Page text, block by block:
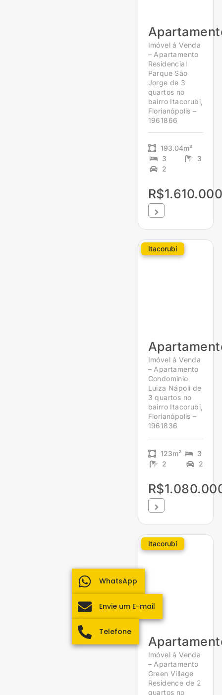
Imóvel á Venda
– Apartamento
Residencial
Parque São
Jorge de 3
quartos no
bairro Itacorubi,
Florianópolis –
1961866
193.04m²
3
3
2
Itacorubi
Imóvel á Venda
– Apartamento
Condominio
Luiza Nápoli de
3 quartos no
bairro Itacorubi,
Florianópolis –
1961836
123m²
3
2
2
Itacorubi
Imóvel á Venda
– Apartamento
Green Village
Residence de 2
quartos no
WhatsApp
Envie um E-mail
Telefone